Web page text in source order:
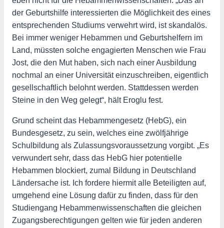
der Geburtshilfe interessierten die Möglichkeit des eines
entsprechenden Studiums verwehrt wird, ist skandalös.
Bei immer weniger Hebammen und Geburtshelfern im
Land, müssten solche engagierten Menschen wie Frau
Jost, die den Mut haben, sich nach einer Ausbildung
nochmal an einer Universität einzuschreiben, eigentlich
gesellschaftlich belohnt werden. Stattdessen werden
Steine in den Weg gelegt“, hält Eroglu fest.
Grund scheint das Hebammengesetz (HebG), ein
Bundesgesetz, zu sein, welches eine zwölfjährige
Schulbildung als Zulassungsvoraussetzung vorgibt. „Es
verwundert sehr, dass das HebG hier potentielle
Hebammen blockiert, zumal Bildung in Deutschland
Ländersache ist. Ich fordere hiermit alle Beteiligten auf,
umgehend eine Lösung dafür zu finden, dass für den
Studiengang Hebammenwissenschaften die gleichen
Zugangsberechtigungen gelten wie für jeden anderen